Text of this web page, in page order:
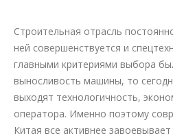
Строительная отрасль
ней совершенствуется и
главными критериями выбора
выносливость машины, то
выходят технологичность,
оператора. Именно поэтому
Китая все активнее